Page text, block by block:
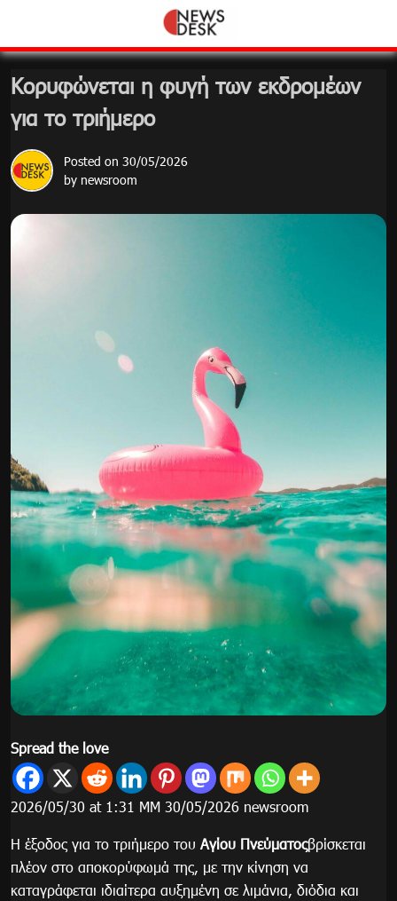
content
Κορυφώνεται η φυγή των εκδρομέων
για το τριήμερο
Posted on 30/05/2026
by newsroom
Spread the love
2026/05/30 at 1:31 ΜΜ 30/05/2026 newsroom
Η έξοδος για το τριήμερο του Αγίου Πνεύματοςβρίσκεται
πλέον στο αποκορύφωμά της, με την κίνηση να
καταγράφεται ιδιαίτερα αυξημένη σε λιμάνια, διόδια και